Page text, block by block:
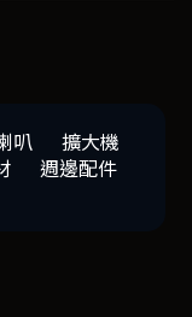
叭
擴大機
週邊配件